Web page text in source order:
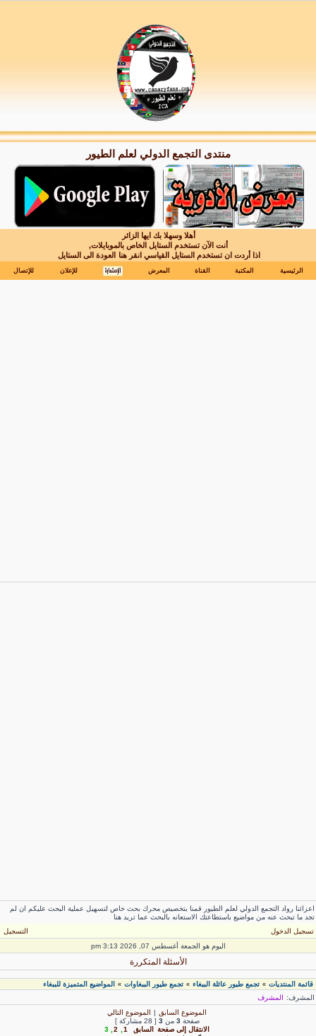
منتدى التجمع الدولي لعلم الطيور
أهلا وسهلا بك ايها الزائر
أنت الآن تستخدم الستايل الخاص بالموبايلات,
اذا أردت ان تستخدم الستايل القياسي انقر هنا العودة الى الستايل
الرئيسية المكتبة القناة المعرض للإعلان للإتصال
رواد التجمع الدولي لعلم الطيور قمنا بتخصيص محرك بحث خاص لتسهيل عملية البحث عليكم ان لم
ما تبحث عنه من مواضيع باستطاعتك الاستعانه بالبحث عما تريد هنا
تسجيل الدخول
التسجيل
اليوم هو الجمعة أغسطس 07, 2026 3:13 pm
الأسئلة المتكررة
قائمة المنتديات» تجمع طيور عائلة الببغاء» تجمع طيور الببغاوات»
المواضيع المتميزة للببغاء
المشرف
الموضوع السابق| الموضوع التالي
صفحة3من 3[ 28 مشاركة ]
الانتقال إلى صفحة
السابق ,
2
,
3